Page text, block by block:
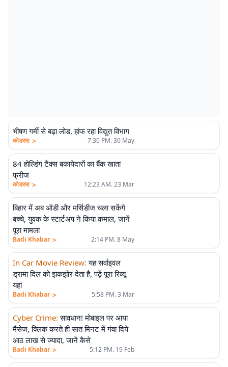
भीषण गर्मी से बढ़ा लोड, हांफ रहा विद्युत विभाग
कोडरमा > 7:30 PM. 30 May
84 होल्डिंग टैक्स बकायेदारों का बैंक खाता
फ्रीज
कोडरमा > 12:23 AM. 23 Mar
बिहार में अब ऑडी और मर्सिडीज चला सकेंगे
बच्चे, युवक के स्टार्टअप ने किया कमाल, जानें
पूरा मामला
Badi Khabar > 2:14 PM. 8 May
In Car Movie Review: यह सर्वाइवल
ड्रामा दिल को झकझोर देता है, पढ़ें पूरा रिव्यू
यहां
Badi Khabar > 5:58 PM. 3 Mar
Cyber Crime: सावधान! मोबाइल पर आया
मैसेज, क्लिक करते ही सात मिनट में गंवा दिये
आठ लाख से ज्यादा, जानें कैसे
Badi Khabar > 5:12 PM. 19 Feb